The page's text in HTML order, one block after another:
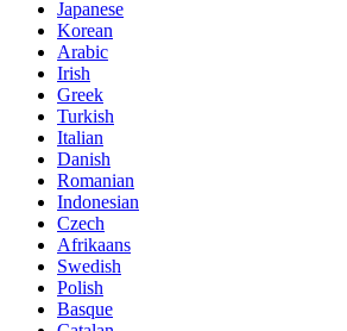
Japanese
Korean
Arabic
Irish
Greek
Turkish
Italian
Danish
Romanian
Indonesian
Czech
Afrikaans
Swedish
Polish
Basque